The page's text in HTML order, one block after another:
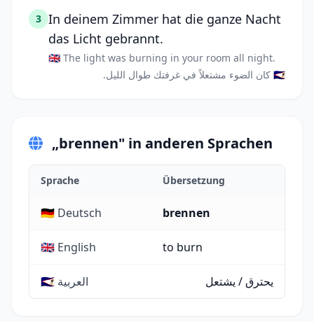
3 In deinem Zimmer hat die ganze Nacht
das Licht gebrannt.
🇬🇧 The light was burning in your room all night.
🇸🇦 كان الضوء مشتعلاً في غرفتك طوال الليل.
„brennen" in anderen Sprachen
Sprache Übersetzung
🇩🇪 Deutsch brennen
🇬🇧 English to burn
🇸🇦 العربية يحترق / يشتعل